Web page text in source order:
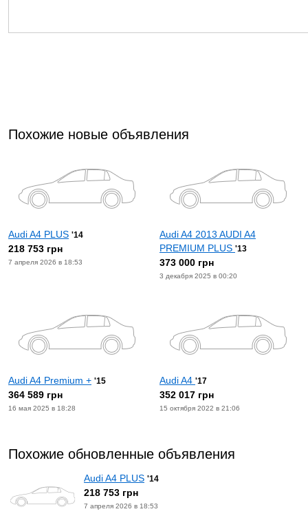
Похожие новые объявления
Audi A4 PLUS '14
218 753 грн
7 апреля 2026 в 18:53
Audi A4 2013 AUDI A4
PREMIUM PLUS '13
373 000 грн
3 декабря 2025 в 00:20
Audi A4 Premium + '15
364 589 грн
16 мая 2025 в 18:28
Audi A4 '17
352 017 грн
15 октября 2022 в 21:06
Похожие обновленные объявления
Audi A4 PLUS '14
218 753 грн
7 апреля 2026 в 18:53